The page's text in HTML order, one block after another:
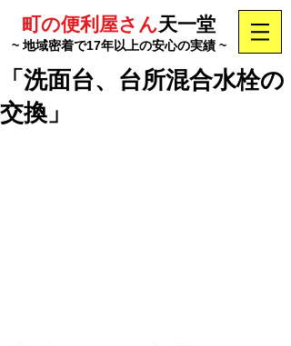
町の便利屋さん天一堂
~ 地域密着で17年以上の安心の実績 ~
「洗面台、台所混合水栓の
交換」